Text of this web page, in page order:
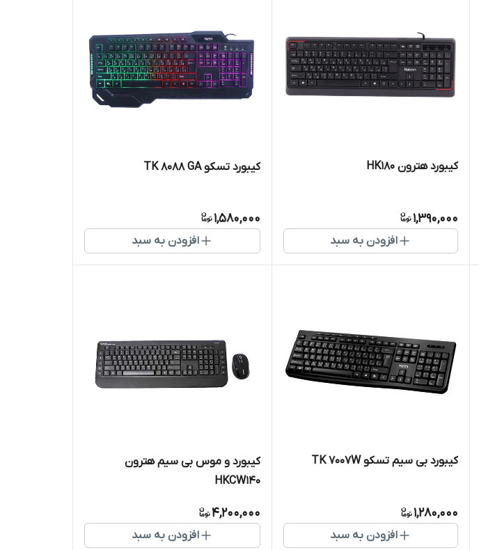
کیبورد هترون HK180
1,390,000
افزودن به سبد
کیبورد تسکو TK 8088 GA
1,580,000
افزودن به سبد
کیبورد بی سیم تسکو TK 7007W
1,280,000
افزودن به سبد
کیبورد و موس بی سیم هترون
HKCW140
4,200,000
افزودن به سبد